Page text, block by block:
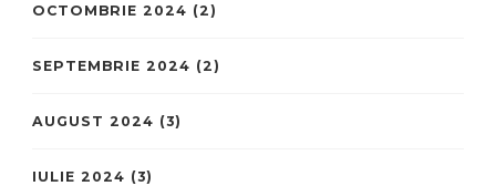
OCTOMBRIE 2024 (2)
SEPTEMBRIE 2024 (2)
AUGUST 2024 (3)
IULIE 2024 (3)